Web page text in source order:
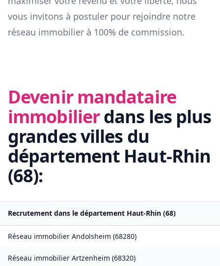
vous invitons à postuler pour rejoindre notre
réseau immobilier à 100% de commission.
Devenir mandataire
immobilierdans les plus
grandes villes du
département Haut-Rhin
(68):
Recrutement dans le département Haut-Rhin (68)
Réseau immobilier Andolsheim (68280)
Réseau immobilier Artzenheim (68320)